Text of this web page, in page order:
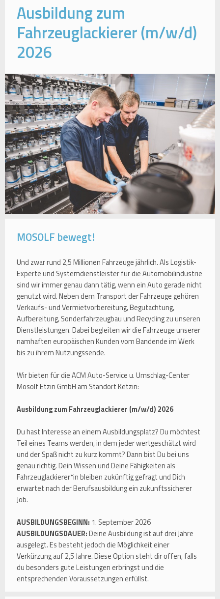
Ausbildung zum
Fahrzeuglackierer (m/w/d)
2026
MOSOLF bewegt!
Und zwar rund 2,5 Millionen Fahrzeuge jährlich. Als Logistik-
Experte und Systemdienstleister für die Automobilindustrie
sind wir immer genau dann tätig, wenn ein Auto gerade nicht
genutzt wird. Neben dem Transport der Fahrzeuge gehören
Verkaufs- und Vermietvorbereitung, Begutachtung,
Aufbereitung, Sonderfahrzeugbau und Recycling zu unseren
Dienstleistungen. Dabei begleiten wir die Fahrzeuge unserer
namhaften europäischen Kunden vom Bandende im Werk
bis zu ihrem Nutzungssende.
Wir bieten für die ACM Auto-Service u. Umschlag-Center
Mosolf Etzin GmbH am Standort Ketzin:
Ausbildung zum Fahrzeuglackierer (m/w/d) 2026
Du hast Interesse an einem Ausbildungsplatz? Du möchtest
Teil eines Teams werden, in dem jeder wertgeschätzt wird
und der Spaß nicht zu kurz kommt? Dann bist Du bei uns
genau richtig. Dein Wissen und Deine Fähigkeiten als
Fahrzeuglackierer*in bleiben zukünftig gefragt und Dich
erwartet nach der Berufsausbildung ein zukunftssicherer
Job.
AUSBILDUNGSBEGINN: 1. September 2026
AUSBILDUNGSDAUER:Deine Ausbildung ist auf drei Jahre
ausgelegt. Es besteht jedoch die Möglichkeit einer
Verkürzung auf 2,5 Jahre. Diese Option steht dir offen, falls
du besonders gute Leistungen erbringst und die
entsprechenden Voraussetzungen erfüllst.